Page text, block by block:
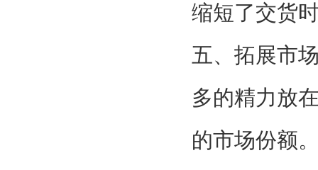
缩短了交货
五、拓展市
多的精力放
的市场份额